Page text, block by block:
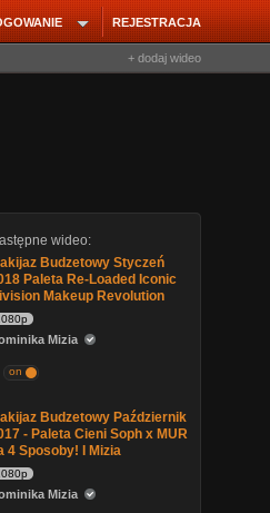
REJESTRACJA
+ dodaj wideo
wideo:
Budzetowy Styczeń
Paleta Re-Loaded Iconic
Makeup Revolution
Mizia
on
Budzetowy Październik
- Paleta Cieni Soph x MUR
4 Sposoby! I Mizia
Mizia